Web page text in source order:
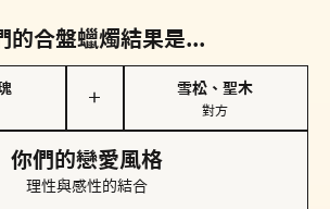
的合盤蠟燭結果是...
＋
雪松、聖木
對方
你們的戀愛風格
理性與感性的結合